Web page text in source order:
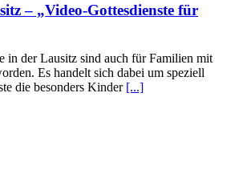
– „Video-Gottesdienste für
in der Lausitz sind auch für Familien mit
Es handelt sich dabei um speziell
die besonders Kinder [...]